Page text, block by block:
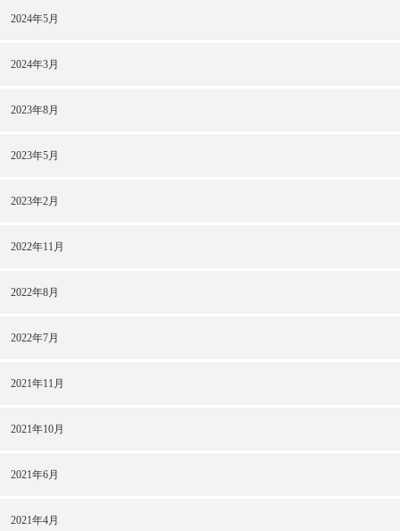
2024年5月
2024年3月
2023年8月
2023年5月
2023年2月
2022年11月
2022年8月
2022年7月
2021年11月
2021年10月
2021年6月
2021年4月